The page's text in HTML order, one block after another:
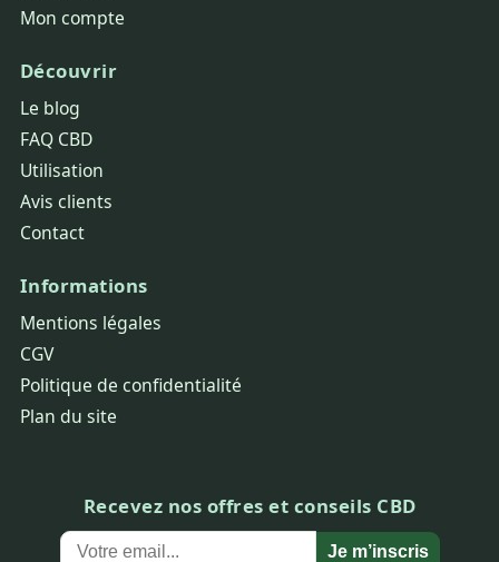
Mon compte
Découvrir
Le blog
FAQ CBD
Utilisation
Avis clients
Contact
Informations
Mentions légales
CGV
Politique de confidentialité
Plan du site
Recevez nos offres et conseils CBD
Je m’inscris